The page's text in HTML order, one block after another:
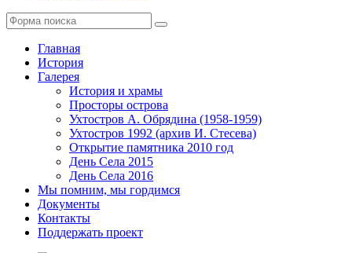
Поиск
Главная
История
Галерея
История и храмы
Просторы острова
Ухтостров А. Обрядина (1958-1959)
Ухтостров 1992 (архив И. Стесева)
Открытие памятника 2010 год
День Села 2015
День Села 2016
Мы помним, мы гордимся
Документы
Контакты
Поддержать проект